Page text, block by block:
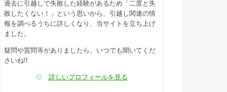
過去に引越しで失敗した経験があるため「二度と失
敗したくない！」という思いから、引越し関連の情
報を調べるうちに詳しくなり、当サイトを立ち上げ
ました。
疑問や質問等がありましたら、いつでも聞いてくだ
さいね!!
詳しいプロフィールを見る